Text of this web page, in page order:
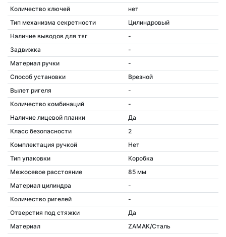
Количество ключей
нет
Тип механизма секретности
Цилиндровый
Наличие выводов для тяг
-
Задвижка
-
Материал ручки
-
Способ установки
Врезной
Вылет ригеля
-
Количество комбинаций
-
Наличие лицевой планки
Да
Класс безопасности
2
Комплектация ручкой
Нет
Тип упаковки
Коробка
Межосевое расстояние
85 мм
Материал цилиндра
-
Количество ригелей
-
Отверстия под стяжки
Да
Материал
ZAMAK/Сталь